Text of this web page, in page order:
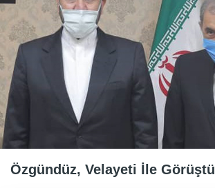
Özgündüz, Velayeti İle Görüştü